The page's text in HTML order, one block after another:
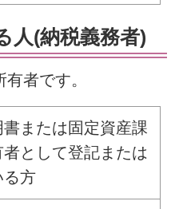
人(納税義務者)
者です。
または固定資産課
として登記または
る方